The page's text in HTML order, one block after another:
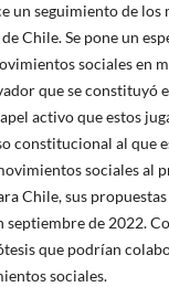
un seguimiento de
Chile. Se pone un
sociales en
que se constituyó
activo que estos
constitucional al que
sociales al
Chile, sus
de 2022.
que podrían
sociales.